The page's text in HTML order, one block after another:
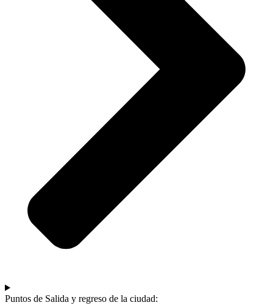
Puntos de Salida y regreso de la ciudad: